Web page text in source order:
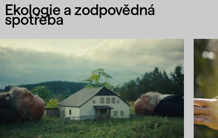
Ekologie a zodpovědná
spotřeba